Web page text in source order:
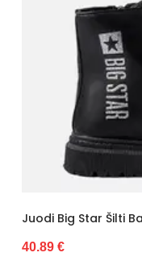
Juodi Big Star Šilti
40.89 €